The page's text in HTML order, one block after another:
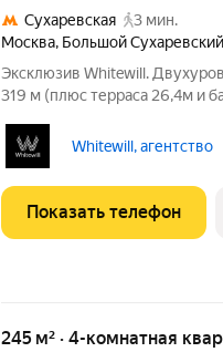
Сухаревская
3 мин.
Москва, Большой
Эксклюзив Whitewill.
319 м (плюс терраса 26,4м и
второй свет в гостиной,
отделка
Whitewill, агентство
Показать телефон
245 м² · 4-комнатная